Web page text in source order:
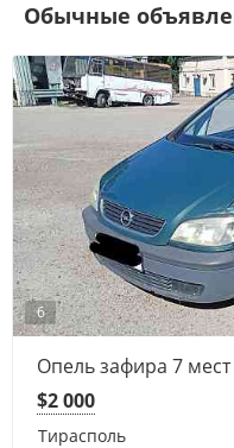
Обычные
6
Опель зафира 7
Тирасполь
$2 000